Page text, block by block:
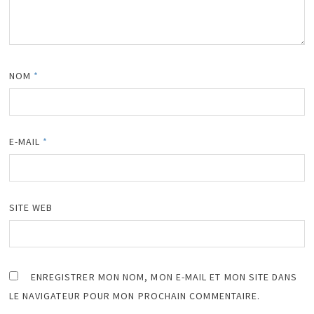
NOM *
E-MAIL *
SITE WEB
ENREGISTRER MON NOM, MON E-MAIL ET MON SITE DANS
LE NAVIGATEUR POUR MON PROCHAIN COMMENTAIRE.